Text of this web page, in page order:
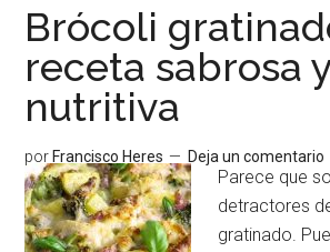
Brócoli
receta sabrosa
nutritiva
por Francisco Heres Deja un comentario
Parece que
detractores
gratinado.